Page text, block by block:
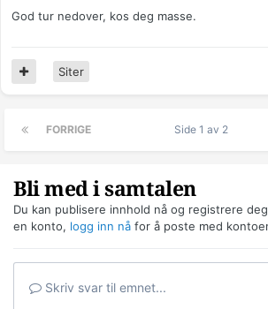
God tur nedover, kos deg masse.
Siter
FORRIGE Side 1 av 2
Bli med i samtalen
Du kan publisere innhold nå og registrere
en konto, logg inn nå for å poste med
Skriv svar til emnet...